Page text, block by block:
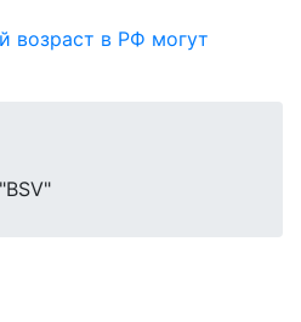
возраст в РФ могут